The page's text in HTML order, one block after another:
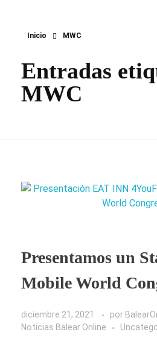
Inicio MWC
Entradas
MWC
Presentamos un
Mobile World
diciembre 21, 2021 por
Noticias Balear Online